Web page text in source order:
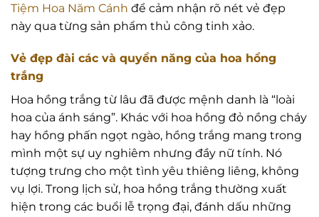
Tiệm Hoa Năm Cánh để cảm nhận rõ nét vẻ đẹp
này qua từng sản phẩm thủ công tinh xảo.
Vẻ đẹp đài các và quyền năng của hoa hồng
trắng
Hoa hồng trắng từ lâu đã được mệnh danh là “loài
hoa của ánh sáng”. Khác với hoa hồng đỏ nồng cháy
hay hồng phấn ngọt ngào, hồng trắng mang trong
mình một sự uy nghiêm nhưng đầy nữ tính. Nó
tượng trưng cho một tình yêu thiêng liêng, không
vụ lợi. Trong lịch sử, hoa hồng trắng thường xuất
hiện trong các buổi lễ trọng đại, đánh dấu những